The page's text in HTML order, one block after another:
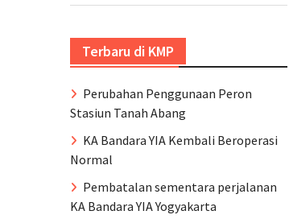
Terbaru di KMP
Perubahan Penggunaan Peron
Stasiun Tanah Abang
KA Bandara YIA Kembali Beroperasi
Normal
Pembatalan sementara perjalanan
KA Bandara YIA Yogyakarta